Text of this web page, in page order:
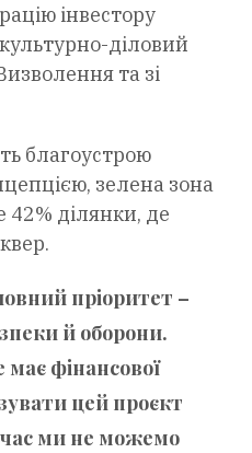
інвестору
діловий
та зі
благоустрою
зелена зона
ділянки, де
пріоритет –
й оборони.
має фінансової
цей проєкт
ми не можемо